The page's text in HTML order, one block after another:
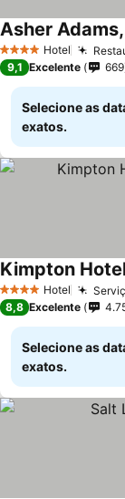
4 EstrelasHotel
Asher
9,1 Excelente 669
Selecione as
exatos.
4 EstrelasHotel
Kimpton
8,8 Excelente
Selecione as
exatos.